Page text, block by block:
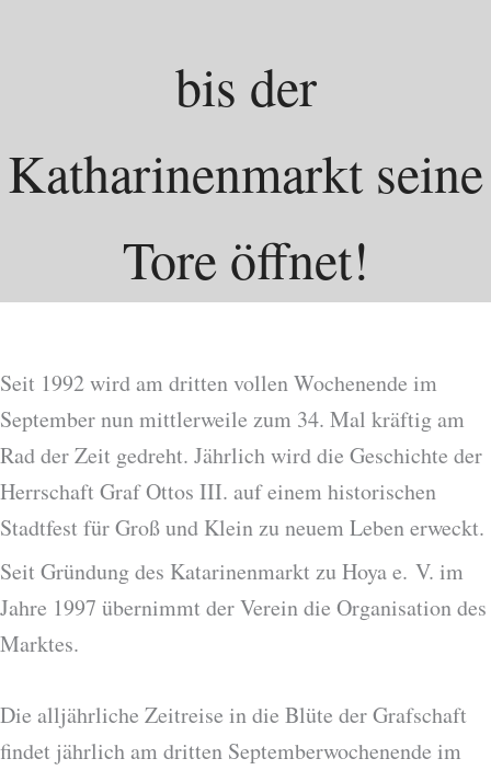
bis der
Katharinenmarkt seine
Tore öffnet!
Seit 1992 wird am dritten vollen Wochenende im
September nun mittlerweile zum 34. Mal kräftig am
Rad der Zeit gedreht. Jährlich wird die Geschichte der
Herrschaft Graf Ottos III. auf einem historischen
Stadtfest für Groß und Klein zu neuem Leben erweckt.
Seit Gründung des Katarinenmarkt zu Hoya e. V. im
Jahre 1997 übernimmt der Verein die Organisation des
Marktes.
Die alljährliche Zeitreise in die Blüte der Grafschaft
findet jährlich am dritten Septemberwochenende im